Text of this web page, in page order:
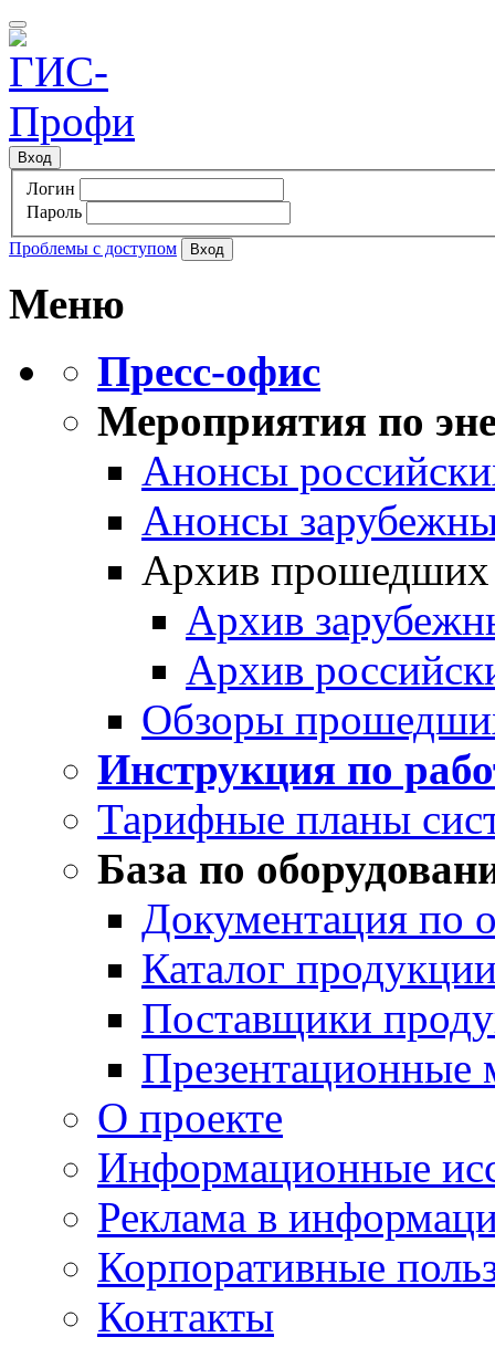
Вход
Логин
Пароль
Проблемы с доступом
Меню
Пресс-офис
Мероприятия по
Анонсы
Анонсы
Архив прошедших
Архив
Архив
Обзоры
Инструкция по
Тарифные планы
База по
Документация по
Каталог
Поставщики
Презентационные
О проекте
Информационные
Реклама в
Корпоративные
Контакты